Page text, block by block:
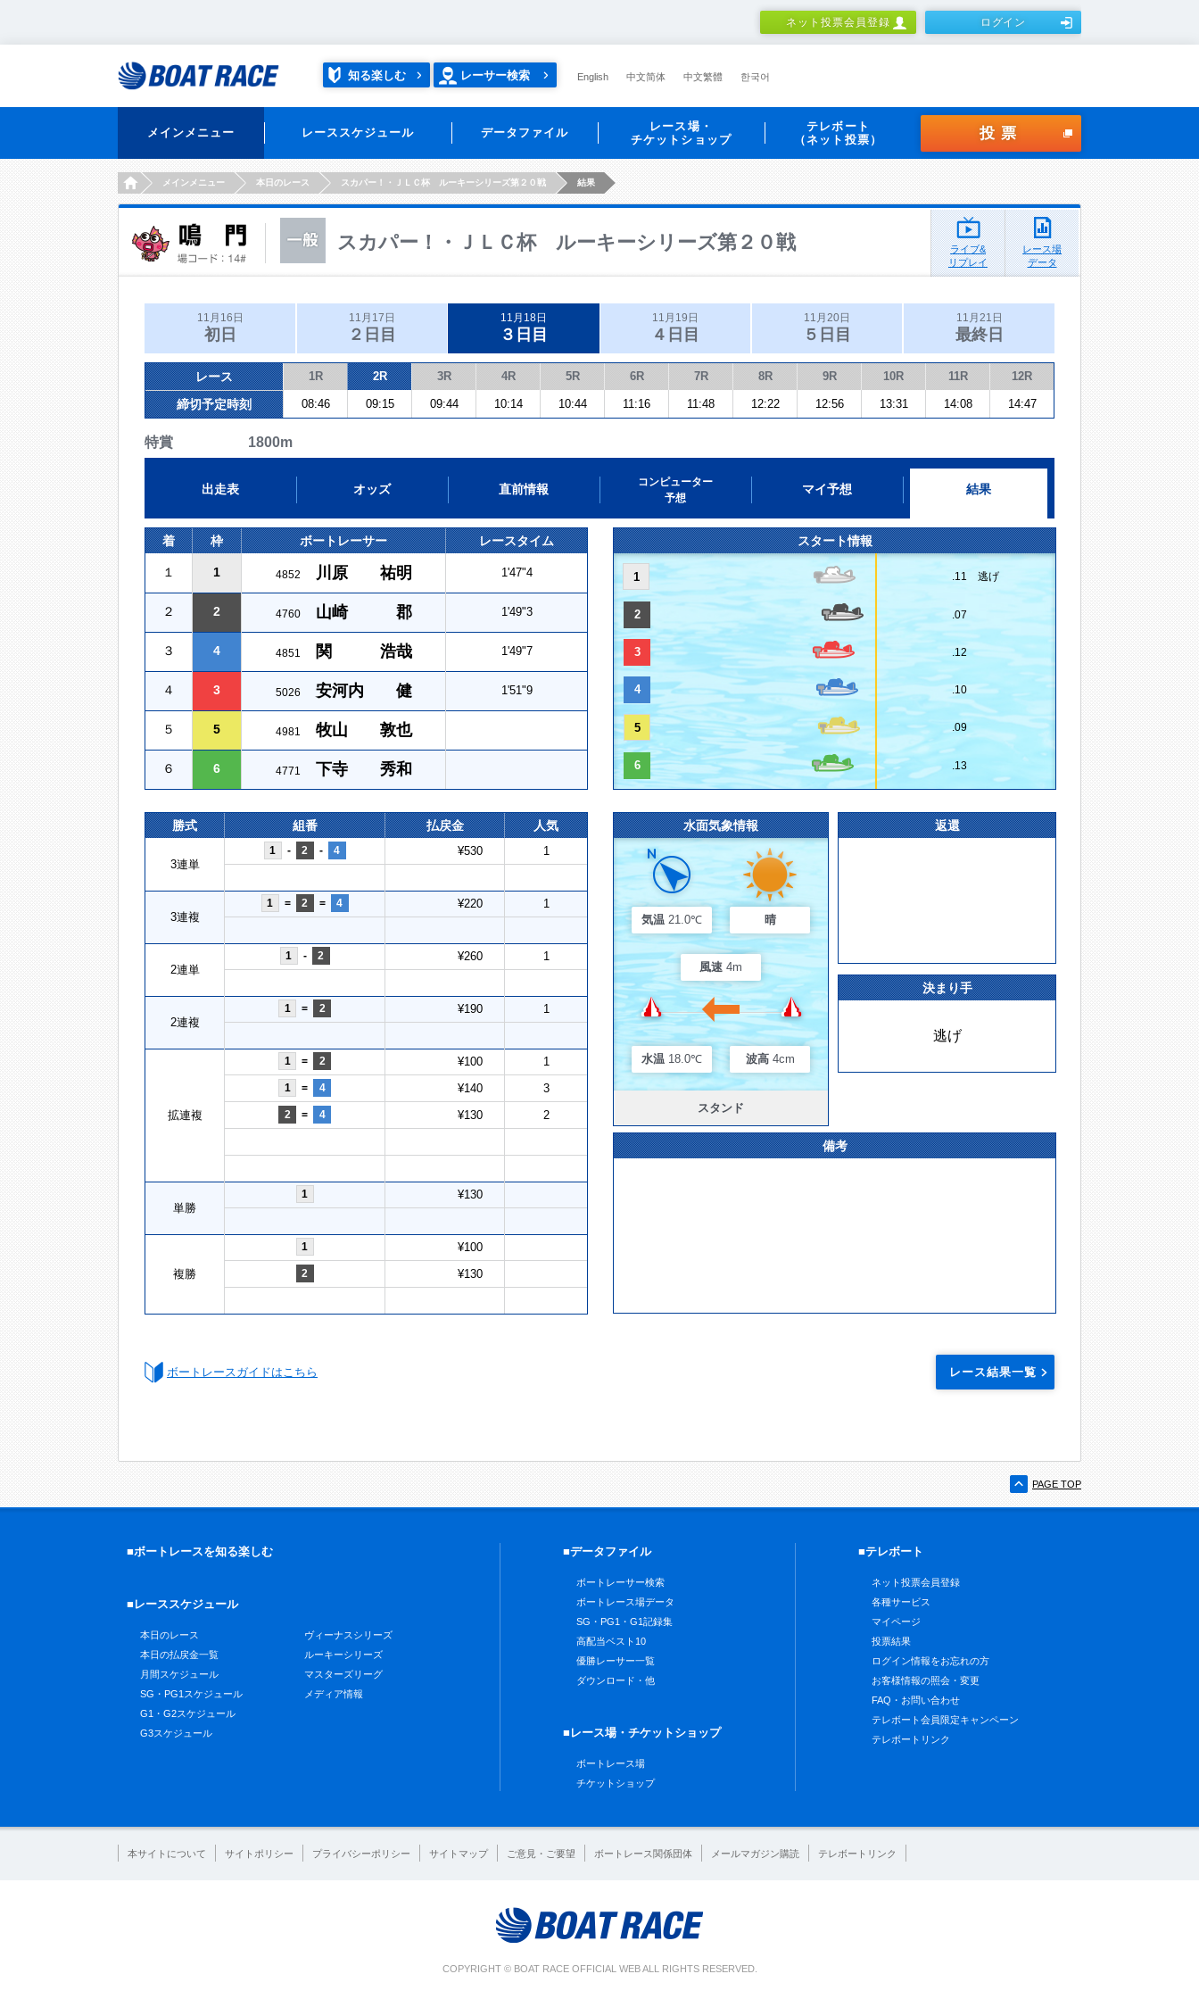
ネット投票会員登録 ログイン
知る楽しむ レーサー検索 English 中文简体 中文繁體 한국어
メインメニュー レーススケジュール データファイル
レース場・
チケットショップ
テレボート
（ネット投票）
投票
HOMEメインメニュー 本日のレース スカパー！・ＪＬＣ杯 ルーキーシリーズ第２０戦 結果
スカパー！・ＪＬＣ杯 ルーキーシリーズ第２０戦
ライブ&
リプレイ
レース場
データ
11月16日
初日
11月17日
２日目
11月18日
３日目
11月19日
４日目
11月20日
５日目
11月21日
最終日
レース 1R 2R 3R 4R 5R 6R 7R 8R 9R 10R 11R 12R
締切予定時刻 08:46 09:15 09:44 10:14 10:44 11:16 11:48 12:22 12:56 13:31 14:08 14:47
特賞 1800m
出走表 オッズ 直前情報
コンピューター
予想
マイ予想 結果
着 枠 ボートレーサー レースタイム
１ 1 4852 川原 祐明 1'47"4
２ 2 4760 山崎 郡 1'49"3
３ 4 4851 関 浩哉 1'49"7
４ 3 5026 安河内 健 1'51"9
５ 5 4981 牧山 敦也
６ 6 4771 下寺 秀和
スタート情報
1 .11 逃げ
2 .07
3 .12
4 .10
5 .09
6 .13
勝式 組番 払戻金 人気
3連単
1 - 2 - 4 ¥530 1
3連複
1 = 2 = 4 ¥220 1
2連単
1 - 2 ¥260 1
2連複
1 = 2 ¥190 1
拡連複
1 = 2 ¥100 1
1 = 4 ¥140 3
2 = 4 ¥130 2
単勝
1 ¥130
複勝
1 ¥100
2 ¥130
水面気象情報
気温 21.0℃ 晴
風速 4m
水温 18.0℃ 波高 4cm
スタンド
返還
決まり手
逃げ
備考
ボートレースガイドはこちら レース結果一覧
PAGE TOP
■ボートレースを知る楽しむ
■レーススケジュール
本日のレース
本日の払戻金一覧
月間スケジュール
SG・PG1スケジュール
G1・G2スケジュール
G3スケジュール
ヴィーナスシリーズ
ルーキーシリーズ
マスターズリーグ
メディア情報
■データファイル
ボートレーサー検索
ボートレース場データ
SG・PG1・G1記録集
高配当ベスト10
優勝レーサー一覧
ダウンロード・他
■レース場・チケットショップ
ボートレース場
チケットショップ
■テレボート
ネット投票会員登録
各種サービス
マイページ
投票結果
ログイン情報をお忘れの方
お客様情報の照会・変更
FAQ・お問い合わせ
テレボート会員限定キャンペーン
テレボートリンク
本サイトについて サイトポリシー プライバシーポリシー サイトマップ ご意見・ご要望 ボートレース関係団体 メールマガジン購読 テレボートリンク
COPYRIGHT © BOAT RACE OFFICIAL WEB ALL RIGHTS RESERVED.